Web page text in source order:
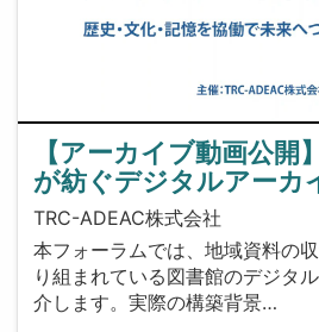
【アーカイブ動画公開
が紡ぐデジタルアーカ
TRC-ADEAC株式会社
本フォーラムでは、地域資料の
り組まれている図書館のデジタ
介します。実際の構築背景…